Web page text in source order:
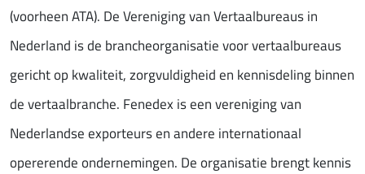
(voorheen ATA). De Vereniging van Vertaalbureaus in
Nederland is de brancheorganisatie voor vertaalbureaus
gericht op kwaliteit, zorgvuldigheid en kennisdeling binnen
de vertaalbranche. Fenedex is een vereniging van
Nederlandse exporteurs en andere internationaal
opererende ondernemingen. De organisatie brengt kennis